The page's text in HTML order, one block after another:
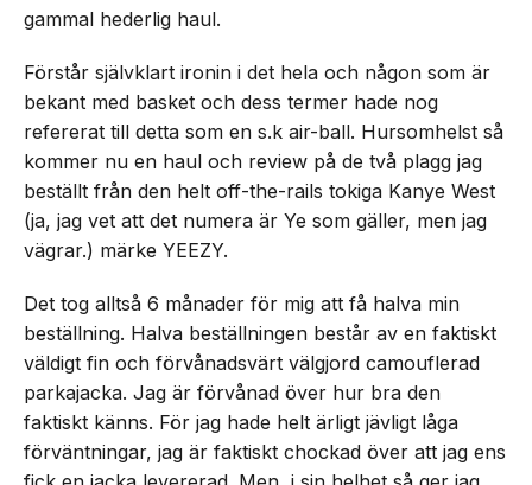
gammal hederlig haul.
Förstår självklart ironin i det hela och någon som är
bekant med basket och dess termer hade nog
refererat till detta som en s.k air-ball. Hursomhelst så
kommer nu en haul och review på de två plagg jag
beställt från den helt off-the-rails tokiga Kanye West
(ja, jag vet att det numera är Ye som gäller, men jag
vägrar.) märke YEEZY.
Det tog alltså 6 månader för mig att få halva min
beställning. Halva beställningen består av en faktiskt
väldigt fin och förvånadsvärt välgjord camouflerad
parkajacka. Jag är förvånad över hur bra den
faktiskt känns. För jag hade helt ärligt jävligt låga
förväntningar, jag är faktiskt chockad över att jag ens